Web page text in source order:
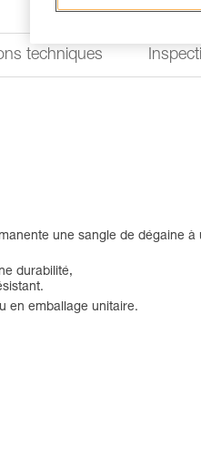
techniques
une sangle de dégaine
durabilité,
en emballage unitaire.